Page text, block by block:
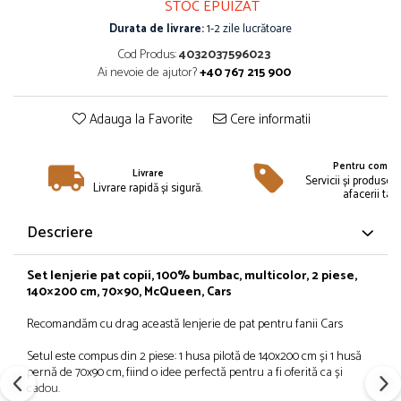
Bluze și jachete copii
Geci și veste
Lenjerie intimă și șosete
Pantaloni și treninguri copii
Rochițe fetițe
Tricouri copii
Șepci
Cizme
Pantofi și încălțăminte sport
STOC EPUIZAT
Durata de livrare:1-2 zile lucrătoare
Cod Produs:4032037596023
Ai nevoie de ajutor?+40 767 215 900
Adauga la Favorite Cere informatii
Livrare
Livrare rapidă și sigură.
Pentru
Servicii și produse
afacerii tale
Descriere
Set lenjerie pat copii, 100% bumbac, multicolor, 2 piese,
140×200 cm, 70×90, McQueen, Cars
Recomandăm cu drag această lenjerie de pat pentru fanii Cars
Setul este compus din 2 piese: 1 husa pilotă de 140x200 cm și 1 husă
pernă de 70x90 cm, fiind o idee perfectă pentru a fi oferită ca și
cadou.